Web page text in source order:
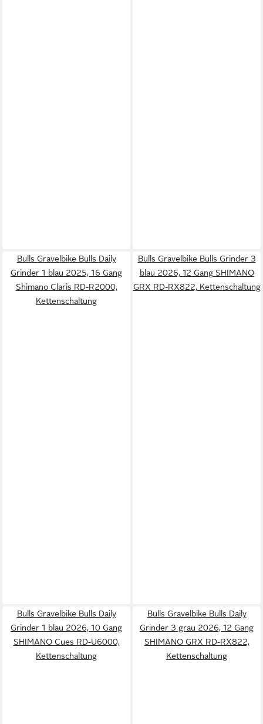
Bulls Gravelbike Bulls Daily
Grinder 1 blau 2025, 16 Gang
Shimano Claris RD-R2000,
Kettenschaltung
Bulls Gravelbike Bulls Grinder 3
blau 2026, 12 Gang SHIMANO
GRX RD-RX822, Kettenschaltung
Bulls Gravelbike Bulls Daily
Grinder 1 blau 2026, 10 Gang
SHIMANO Cues RD-U6000,
Kettenschaltung
Bulls Gravelbike Bulls Daily
Grinder 3 grau 2026, 12 Gang
SHIMANO GRX RD-RX822,
Kettenschaltung